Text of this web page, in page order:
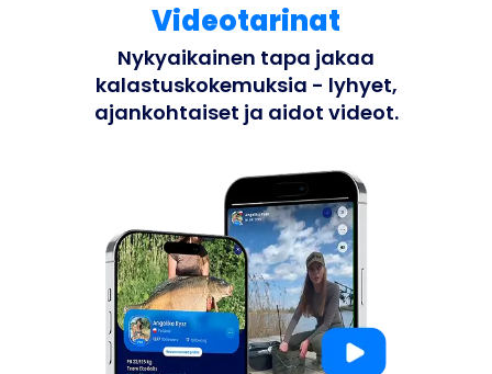
Videotarinat
Nykyaikainen tapa jakaa
kalastuskokemuksia - lyhyet,
ajankohtaiset ja aidot videot.